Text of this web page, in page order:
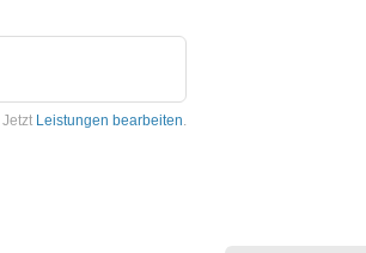
Jetzt Leistungen bearbeiten.